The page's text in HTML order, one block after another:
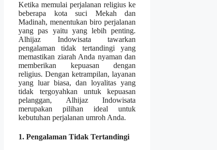
Ketika memulai perjalanan religius ke
beberapa kota suci Mekah dan
Madinah, menentukan biro perjalanan
yang pas yaitu yang lebih penting.
Alhijaz Indowisata tawarkan
pengalaman tidak tertandingi yang
memastikan ziarah Anda nyaman dan
memberikan kepuasan dengan
religius. Dengan ketrampilan, layanan
yang luar biasa, dan loyalitas yang
tidak tergoyahkan untuk kepuasan
pelanggan, Alhijaz Indowisata
merupakan pilihan ideal untuk
kebutuhan perjalanan umroh Anda.
1. Pengalaman Tidak Tertandingi